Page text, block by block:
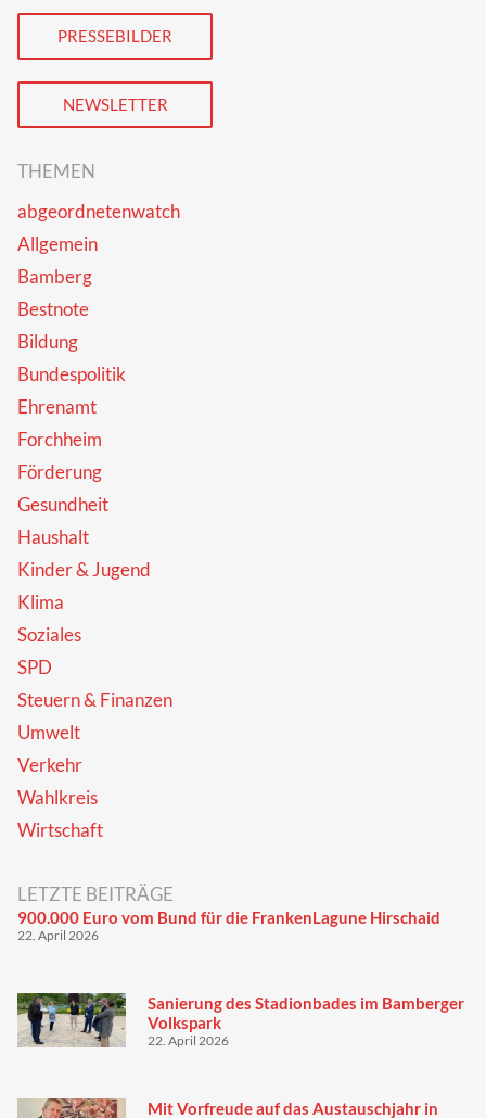
PRESSEBILDER
NEWSLETTER
THEMEN
abgeordnetenwatch
Allgemein
Bamberg
Bestnote
Bildung
Bundespolitik
Ehrenamt
Forchheim
Förderung
Gesundheit
Haushalt
Kinder & Jugend
Klima
Soziales
SPD
Steuern & Finanzen
Umwelt
Verkehr
Wahlkreis
Wirtschaft
LETZTE BEITRÄGE
900.000 Euro vom Bund für die FrankenLagune Hirschaid
22. April 2026
Sanierung des Stadionbades im Bamberger
Volkspark
22. April 2026
Mit Vorfreude auf das Austauschjahr in